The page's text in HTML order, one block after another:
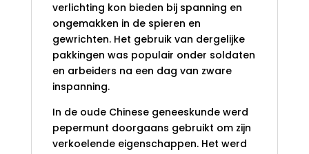
verlichting kon bieden bij spanning en
ongemakken in de spieren en
gewrichten. Het gebruik van dergelijke
pakkingen was populair onder soldaten
en arbeiders na een dag van zware
inspanning.
In de oude Chinese geneeskunde werd
pepermunt doorgaans gebruikt om zijn
verkoelende eigenschappen. Het werd